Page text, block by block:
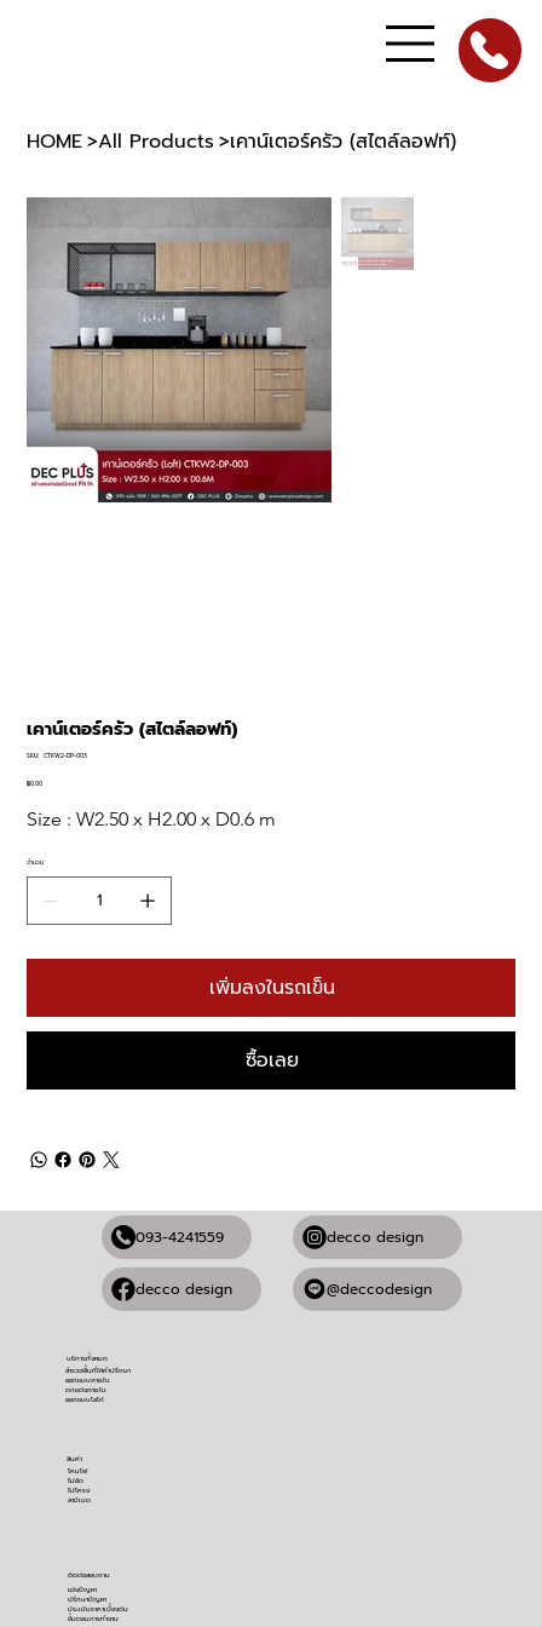
HOME>All Products >เคาน์เตอร์ครัว (สไตล์ลอฟท์)
เคาน์เตอร์ครัว (สไตล์ลอฟท์)
SKU: SKU
CTKW2-DP-003
ราคา
฿0.00
Size : W2.50 x H2.00 x D0.6 m
จำนวน
เพิ่มลงในรถเข็น
ซื้อเลย
093-4241559
decco design
decco design
@deccodesign
บริการทั้งหมด
สำรวจพื้นที่ให้คำปรึกษา
ออกแบบภายใน
ตกแต่งภายใน
ออกแบบโลโก้
สินค้า
โคมไฟ
ไม้อัด
ไม้โครง
ลามิเนต
ติดต่อสอบถาม
​แจ้งปัญหา
ปรึกษาปัญหา
ประเมินราคาเบื้องต้น
ขั้นตอนการทำงาน